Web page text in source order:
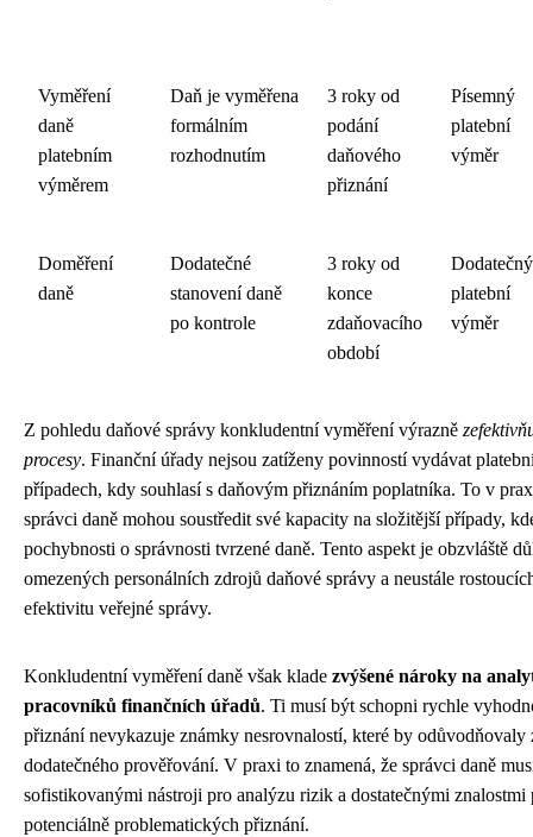
Vyměření
daně
platebním
výměrem
Daň je vyměřena
formálním
rozhodnutím
3 roky od
podání
daňového
přiznání
Písemný
platební
výměr
Doměření
daně
Dodatečné
stanovení daně
po kontrole
3 roky od
konce
zdaňovacího
období
Dodatečný
platební
výměr
Z pohledu daňové správy konkludentní vyměření výrazně
procesy. Finanční úřady nejsou zatíženy povinností vydávat
případech, kdy souhlasí s daňovým přiznáním poplatníka. To v
správci daně mohou soustředit své kapacity na složitější případy,
pochybnosti o správnosti tvrzené daně. Tento aspekt je obzvláště
omezených personálních zdrojů daňové správy a neustále
efektivitu veřejné správy.
Konkludentní vyměření daně však klade zvýšené nároky na
pracovníků finančních úřadů. Ti musí být schopni rychle
přiznání nevykazuje známky nesrovnalostí, které by odůvodňovaly
dodatečného prověřování. V praxi to znamená, že správci daně
sofistikovanými nástroji pro analýzu rizik a dostatečnými
potenciálně problematických přiznání.